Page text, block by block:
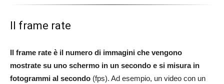
Il frame rate
Il frame rate è il numero di immagini che vengono
mostrate su uno schermo in un secondo e si misura in
fotogrammi al secondo (fps). Ad esempio, un video con un